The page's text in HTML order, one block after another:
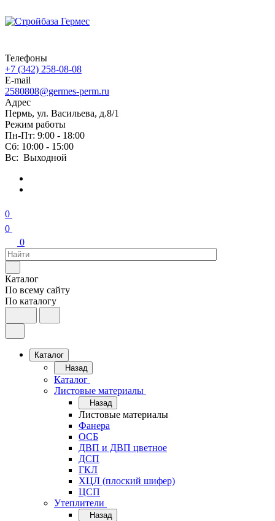
Телефоны
+7 (342) 258-08-08
E-mail
2580808@germes-perm.ru
Адрес
Пермь, ул. Васильева, д.8/1
Режим работы
Пн-Пт: 9:00 - 18:00
Сб: 10:00 - 15:00
Вс: Выходной
0
0
0
Каталог
По всему сайту
По каталогу
Каталог
Назад
Каталог
Листовые материалы
Назад
Листовые материалы
Фанера
ОСБ
ДВП и ДВП цветное
ДСП
ГКЛ
ХЦЛ (плоский шифер)
ЦСП
Утеплители
Назад